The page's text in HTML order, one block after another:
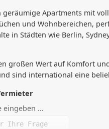
geräumige Apartments mit voll
und Wohnbereichen,
in Städten wie Berlin,
großen Wert auf Komfort
sind international eine
eingeben …